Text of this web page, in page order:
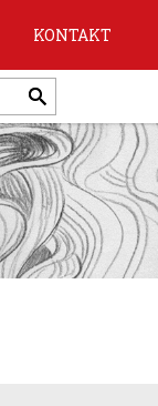
KONTAKT